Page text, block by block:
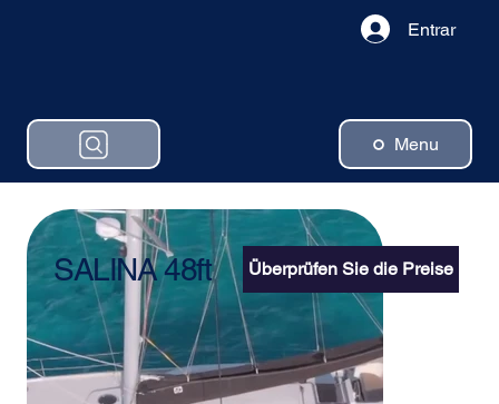
Menu
Entrar
SALINA 48ft Überprüfen Sie die Preise